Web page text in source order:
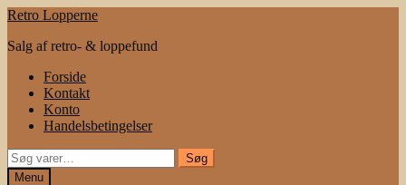
Spring
navigation
Spring
indhold
Retro Lopperne
Salg af retro- & loppefund
Forside
Kontakt
Konto
Handelsbetingelser
Søg
efter:
Søg
Menu